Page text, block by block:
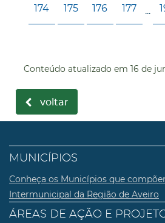
174 175 176 177 ...
Conteúdo atualizado em 16 de
voltar
MUNICÍPIOS
Conheça os Municípios que
Intermunicipal da Região de Aveiro
ÁREAS DE AÇÃO E